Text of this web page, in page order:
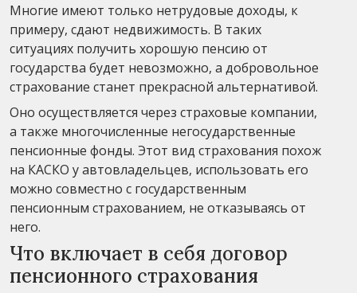
Многие имеют только нетрудовые доходы, к
примеру, сдают недвижимость. В таких
ситуациях получить хорошую пенсию от
государства будет невозможно, а добровольное
страхование станет прекрасной альтернативой.
Оно осуществляется через страховые компании,
а также многочисленные негосударственные
пенсионные фонды. Этот вид страхования похож
на КАСКО у автовладельцев, использовать его
можно совместно с государственным
пенсионным страхованием, не отказываясь от
него.
Что включает в себя договор
пенсионного страхования